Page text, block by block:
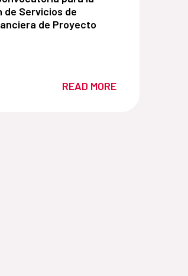
Servicios de
de Proyecto
READ MORE